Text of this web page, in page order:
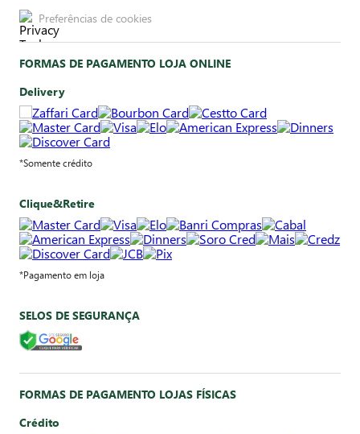
Preferências de cookies
FORMAS DE PAGAMENTO LOJA ONLINE
Delivery
*Somente crédito
Clique&Retire
*Pagamento em loja
SELOS DE SEGURANÇA
FORMAS DE PAGAMENTO LOJAS FÍSICAS
Crédito